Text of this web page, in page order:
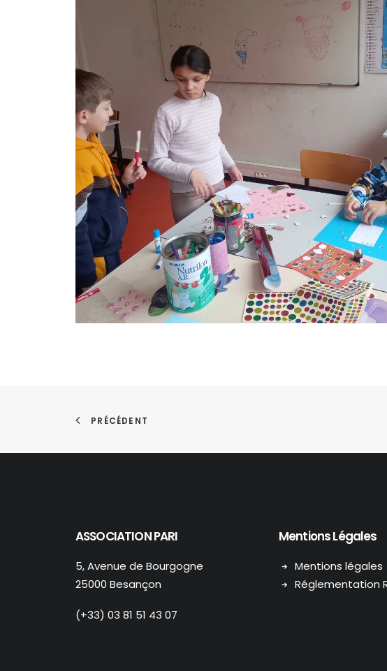
PRÉCÉDENT
ASSOCIATION PARI
5, Avenue de Bourgogne
25000 Besançon
(+33) 03 81 51 43 07
Mentions Légales
Mentions légales
Réglementation